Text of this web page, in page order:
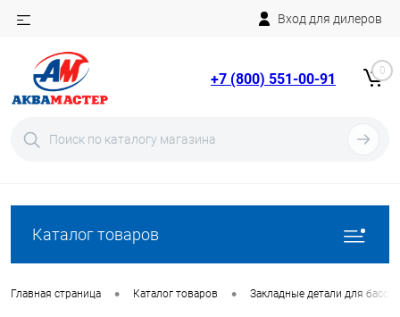
Вход для дилеров
+7 (800) 551-00-91 0
Каталог товаров
Главная страница • Каталог товаров • Закладные детали для